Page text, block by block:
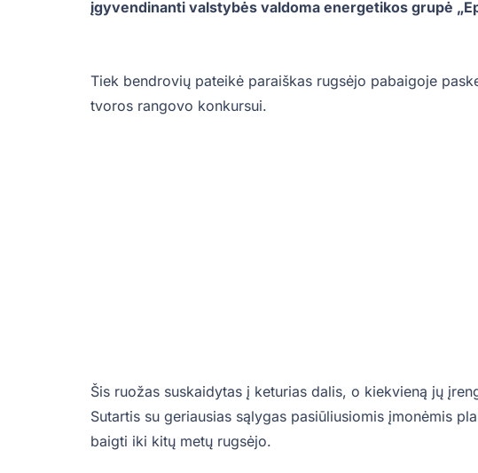
įgyvendinanti valstybės valdoma energetikos grupė
Tiek bendrovių pateikė paraiškas rugsėjo pabaigoje
tvoros rangovo konkursui.
Šis ruožas suskaidytas į keturias dalis, o kiekvieną jų
Sutartis su geriausias sąlygas pasiūliusiomis įmonėmis
baigti iki kitų metų rugsėjo.